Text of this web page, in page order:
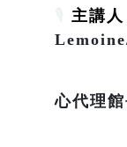
主講人
蔡雯
心代理